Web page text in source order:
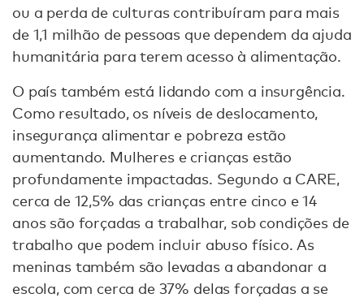
ou a perda de culturas contribuíram para mais
de 1,1 milhão de pessoas que dependem da ajuda
humanitária para terem acesso à alimentação.
O país também está lidando com a insurgência.
Como resultado, os níveis de deslocamento,
insegurança alimentar e pobreza estão
aumentando. Mulheres e crianças estão
profundamente impactadas. Segundo a CARE,
cerca de 12,5% das crianças entre cinco e 14
anos são forçadas a trabalhar, sob condições de
trabalho que podem incluir abuso físico. As
meninas também são levadas a abandonar a
escola, com cerca de 37% delas forçadas a se